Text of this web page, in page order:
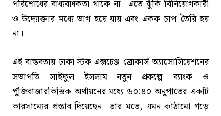
পরিশোধের বাধ্যবাধকতা থাকে না। এতে ঝুঁকি বিনিয়োগকারী
ও উদ্যোক্তার মধ্যে ভাগ হয়ে যায় এবং একক চাপ তৈরি হয়
না।
এই বাস্তবতায় ঢাকা স্টক এক্সচেঞ্জ ব্রোকার্স অ্যাসোসিয়েশনের
সভাপতি সাইফুল ইসলাম নতুন প্রকল্পে ব্যাংক ও
পুঁজিবাজারভিত্তিক অর্থায়নের মধ্যে ৬০:৪০ অনুপাতের একটি
ভারসাম্যের প্রস্তাব দিয়েছেন। তার মতে, এমন কাঠামো গড়ে